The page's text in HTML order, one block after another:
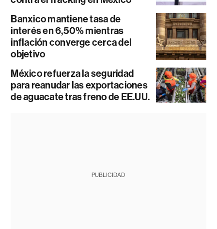
Banxico mantiene tasa de
interés en 6,50% mientras
inflación converge cerca del
objetivo
México refuerza la seguridad
para reanudar las exportaciones
de aguacate tras freno de EE.UU.
PUBLICIDAD